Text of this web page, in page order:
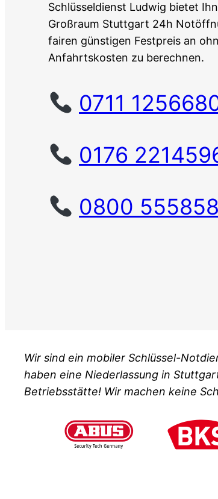
Schlüsseldienst Ludwig bietet
Großraum Stuttgart 24h
fairen günstigen Festpreis an
Anfahrtskosten zu berechnen.
0711
0176
0800
Wir sind ein mobiler Schlüssel-
haben eine Niederlassung in
Betriebsstätte! Wir machen keine